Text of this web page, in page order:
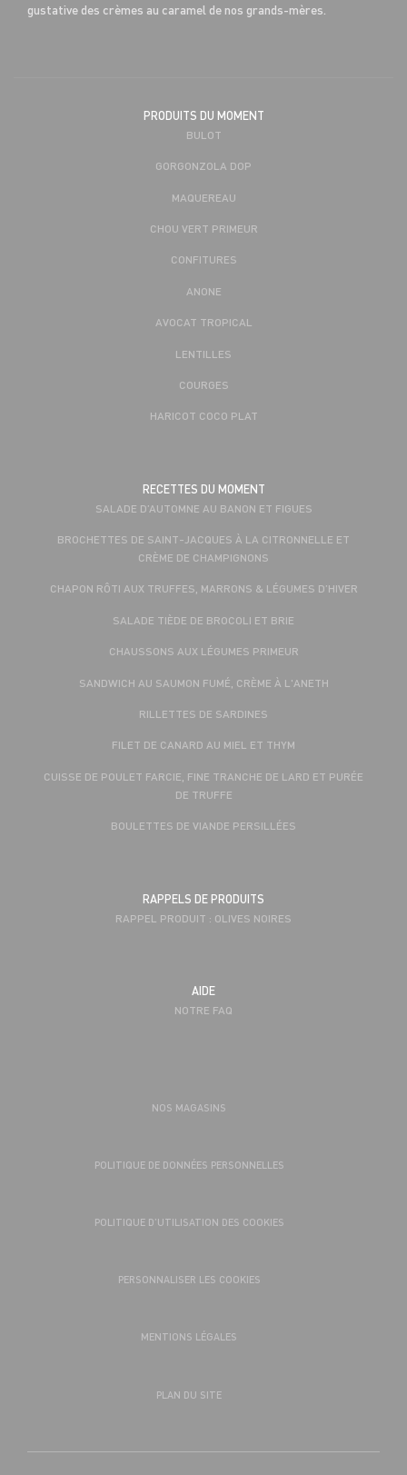
gustative des crèmes au caramel de nos grands-mères.
PRODUITS DU MOMENT
BULOT
GORGONZOLA DOP
MAQUEREAU
CHOU VERT PRIMEUR
CONFITURES
ANONE
AVOCAT TROPICAL
LENTILLES
COURGES
HARICOT COCO PLAT
RECETTES DU MOMENT
SALADE D’AUTOMNE AU BANON ET FIGUES
BROCHETTES DE SAINT-JACQUES À LA CITRONNELLE ET
CRÈME DE CHAMPIGNONS
CHAPON RÔTI AUX TRUFFES, MARRONS & LÉGUMES D’HIVER
SALADE TIÈDE DE BROCOLI ET BRIE
CHAUSSONS AUX LÉGUMES PRIMEUR
SANDWICH AU SAUMON FUMÉ, CRÈME À L'ANETH
RILLETTES DE SARDINES
FILET DE CANARD AU MIEL ET THYM
CUISSE DE POULET FARCIE, FINE TRANCHE DE LARD ET PURÉE
DE TRUFFE
BOULETTES DE VIANDE PERSILLÉES
RAPPELS DE PRODUITS
RAPPEL PRODUIT : OLIVES NOIRES
AIDE
NOTRE FAQ
NOS MAGASINS
POLITIQUE DE DONNÉES PERSONNELLES
POLITIQUE D’UTILISATION DES COOKIES
PERSONNALISER LES COOKIES
MENTIONS LÉGALES
PLAN DU SITE